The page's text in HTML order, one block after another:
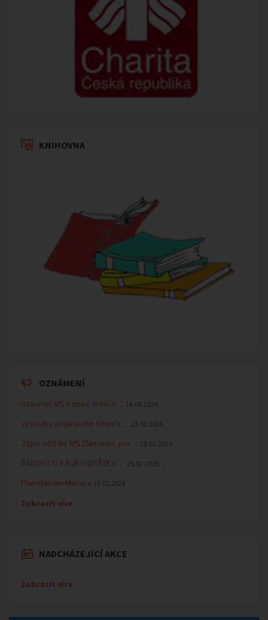
KNIHOVNA
OZNÁMENÍ
Uzavření MŠ v době letních… 16.06.2026
Výsledky přijímacího řízení k… 23.03.2026
Zápis dětí do MŠ Zlámanec pro… 25.02.2026
ŽÁDOST O PŘIJETÍ DÍTĚTE K… 25.02.2026
Planetárium Morava 23.02.2026
Zobrazit více
NADCHÁZEJÍCÍ AKCE
Zobrazit více